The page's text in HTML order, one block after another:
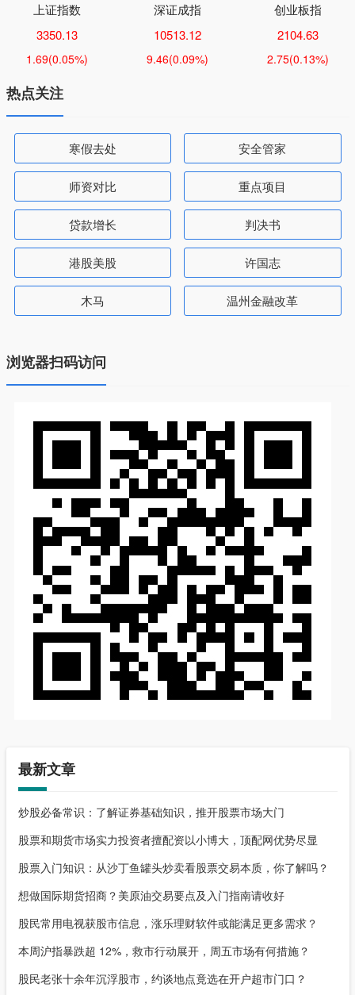
上证指数
3350.13
1.69(0.05%)
深证成指
10513.12
9.46(0.09%)
创业板指
2104.63
2.75(0.13%)
热点关注
寒假去处 安全管家
师资对比 重点项目
贷款增长 判决书
港股美股 许国志
木马 温州金融改革
浏览器扫码访问
最新文章
炒股必备常识：了解证券基础知识，推开股票市场大门
股票和期货市场实力投资者擅配资以小博大，顶配网优势尽显
股票入门知识：从沙丁鱼罐头炒卖看股票交易本质，你了解吗？
想做国际期货招商？美原油交易要点及入门指南请收好
股民常用电视获股市信息，涨乐理财软件或能满足更多需求？
本周沪指暴跌超 12%，救市行动展开，周五市场有何措施？
股民老张十余年沉浮股市，约谈地点竟选在开户超市门口？